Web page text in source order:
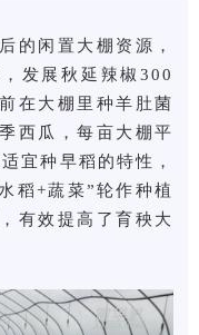
的闲置大棚资源，
发展秋延辣椒300
在大棚里种羊肚菌
西瓜，每亩大棚平
宜种早稻的特性，
稻+蔬菜”轮作种植
有效提高了育秧大